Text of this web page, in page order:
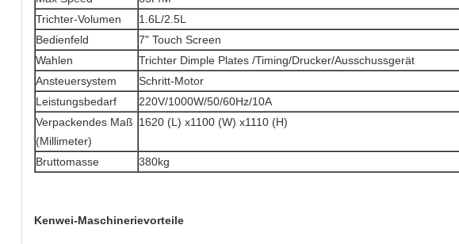
Trichter-Volumen
1.6L/2.5L
Bedienfeld
7" Touch Screen
Wahlen
Trichter Dimple Plates /Timing/Drucker/Ausschussgerät
Ansteuersystem
Schritt-Motor
Leistungsbedarf
220V/1000W/50/60Hz/10A
Verpackendes Maß
(Millimeter)
1620 (L) x1100 (W) x1110 (H)
Bruttomasse 380kg
Kenwei-Maschinerievorteile